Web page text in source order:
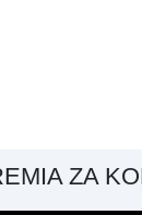
ZA